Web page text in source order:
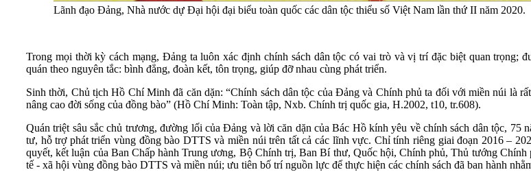
Lãnh đạo Đảng, Nhà nước dự Đại hội đại biểu toàn quốc các dân tộc thiểu số Việt Nam lần thứ II năm 2020.
Trong mọi thời kỳ cách mạng, Đảng ta luôn xác định chính sách dân tộc có vai trò và vị trí đặc biệt quan trọng;
quán theo nguyên tắc: bình đẳng, đoàn kết, tôn trọng, giúp đỡ nhau cùng phát triển.
Sinh thời, Chủ tịch Hồ Chí Minh đã căn dặn: “Chính sách dân tộc của Đảng và Chính phủ ta đối với miền núi là
nâng cao đời sống của đồng bào” (Hồ Chí Minh: Toàn tập, Nxb. Chính trị quốc gia, H.2002, t10, tr.608).
Quán triệt sâu sắc chủ trương, đường lối của Đảng và lời căn dặn của Bác Hồ kính yêu về chính sách dân tộc, 75
tư, hỗ trợ phát triển vùng đồng bào DTTS và miền núi trên tất cả các lĩnh vực. Chỉ tính riêng giai đoạn 2016 –
quyết, kết luận của Ban Chấp hành Trung ương, Bộ Chính trị, Ban Bí thư, Quốc hội, Chính phủ, Thủ tướng
tế - xã hội vùng đồng bào DTTS và miền núi; ưu tiên bố trí nguồn lực để thực hiện các chính sách đã ban hành